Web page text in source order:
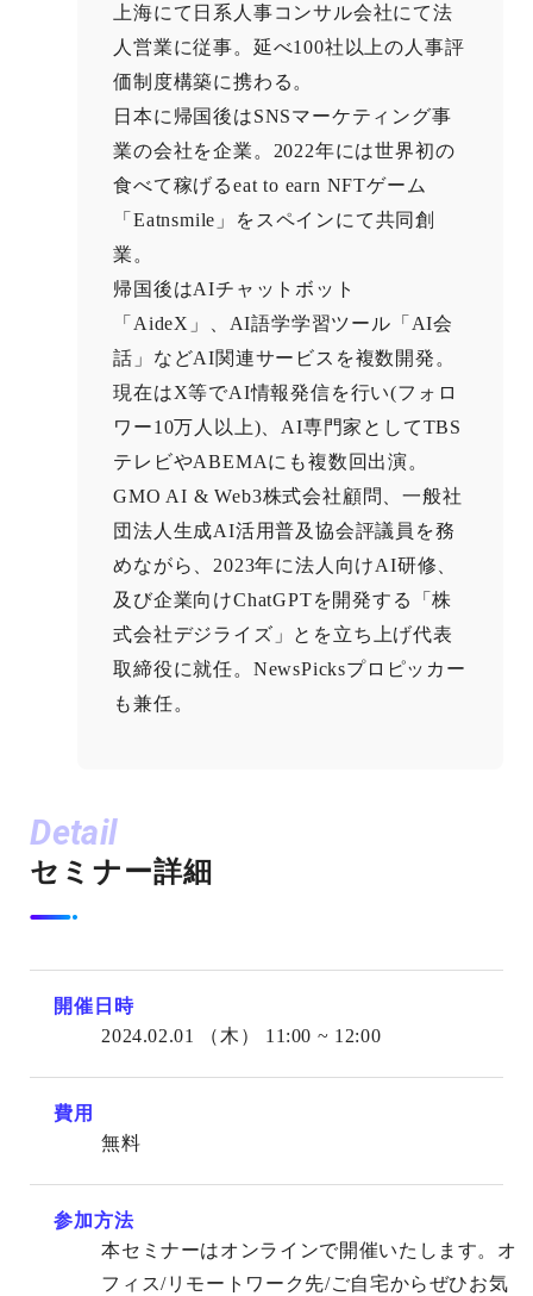
上海にて日系人事コンサル会社にて法
人営業に従事。延べ100社以上の人事評
価制度構築に携わる。
日本に帰国後はSNSマーケティング事
業の会社を企業。2022年には世界初の
食べて稼げるeat to earn NFTゲーム
「Eatnsmile」をスペインにて共同創
業。
帰国後はAIチャットボット
「AideX」、AI語学学習ツール「AI会
話」などAI関連サービスを複数開発。
現在はX等でAI情報発信を行い(フォロ
ワー10万人以上)、AI専門家としてTBS
テレビやABEMAにも複数回出演。
GMO AI & Web3株式会社顧問、一般社
団法人生成AI活用普及協会評議員を務
めながら、2023年に法人向けAI研修、
及び企業向けChatGPTを開発する「株
式会社デジライズ」とを立ち上げ代表
取締役に就任。NewsPicksプロピッカー
も兼任。
Detail
セミナー詳細
開催日時
2024.02.01
（木） 11:00 ~ 12:00
費用
無料
参加方法
本セミナーはオンラインで開催いたします。オ
フィス/リモートワーク先/ご自宅からぜひお気